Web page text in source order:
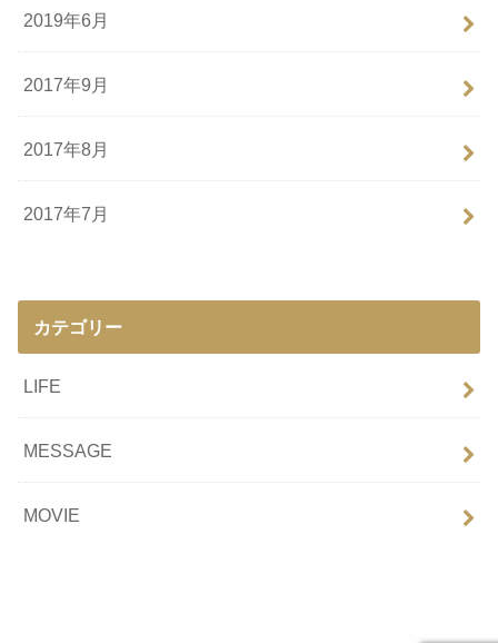
2019年6月
2017年9月
2017年8月
2017年7月
カテゴリー
LIFE
MESSAGE
MOVIE